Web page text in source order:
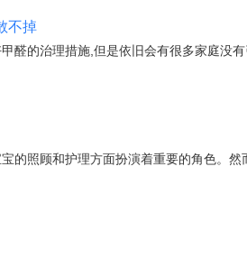
不掉
醛的治理措施,但是依旧会有很多家庭没
的照顾和护理方面扮演着重要的角色。然